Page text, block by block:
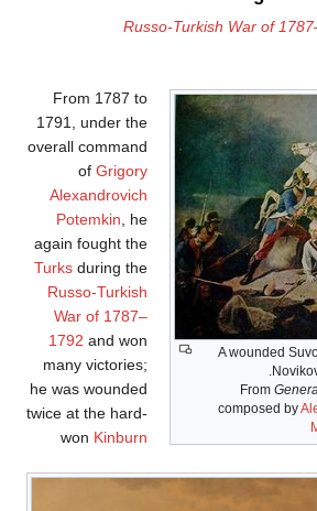
Russo-Turkish War of
A wounded
.
From
composed by
From 1787 to
1791, under the
overall command
ofGrigory
Alexandrovich
Potemkin , he
again fought the
Turks during the
Russo-Turkish
War of 1787–
1792 and won
many victories;
he was wounded
twice at the hard-
won Kinburn